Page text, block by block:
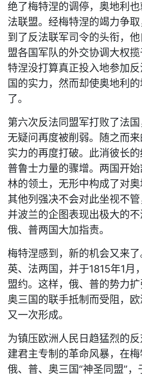
绝了梅特涅的调停，奥地利
法联盟。经梅特涅的竭力争
到了反法联军司令的头衔，
盟各国军队的外交协调大权
特涅没打算真正投入地参加
国的实力，然而却使奥地利
了。
第六次反法同盟军打败了法
无疑问再度被削弱。随之而
实力的再度打破。此消彼长
普鲁士力量的骤增。两国开
林的领土，无形中构成了对
其他列强决不会对此坐视不
并波兰的企图表现出极大的
俄、普两国大加指责。
梅特涅感到，新的机会又来
英、法两国，并于1815年1月
盟约。这样，俄、普的势力扩
奥三国的联手抵制而受阻，
又一次形成。
为镇压欧洲人民日趋猛烈的
建君主专制的革命风暴，在梅
俄、普、奥三国“神圣同盟”